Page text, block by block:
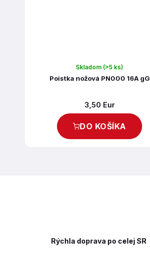
Skladom (>5 ks)
Poistka nožová PN000 16A gG
3,50 Eur
DO KOŠÍKA
Rýchla doprava po celej SR